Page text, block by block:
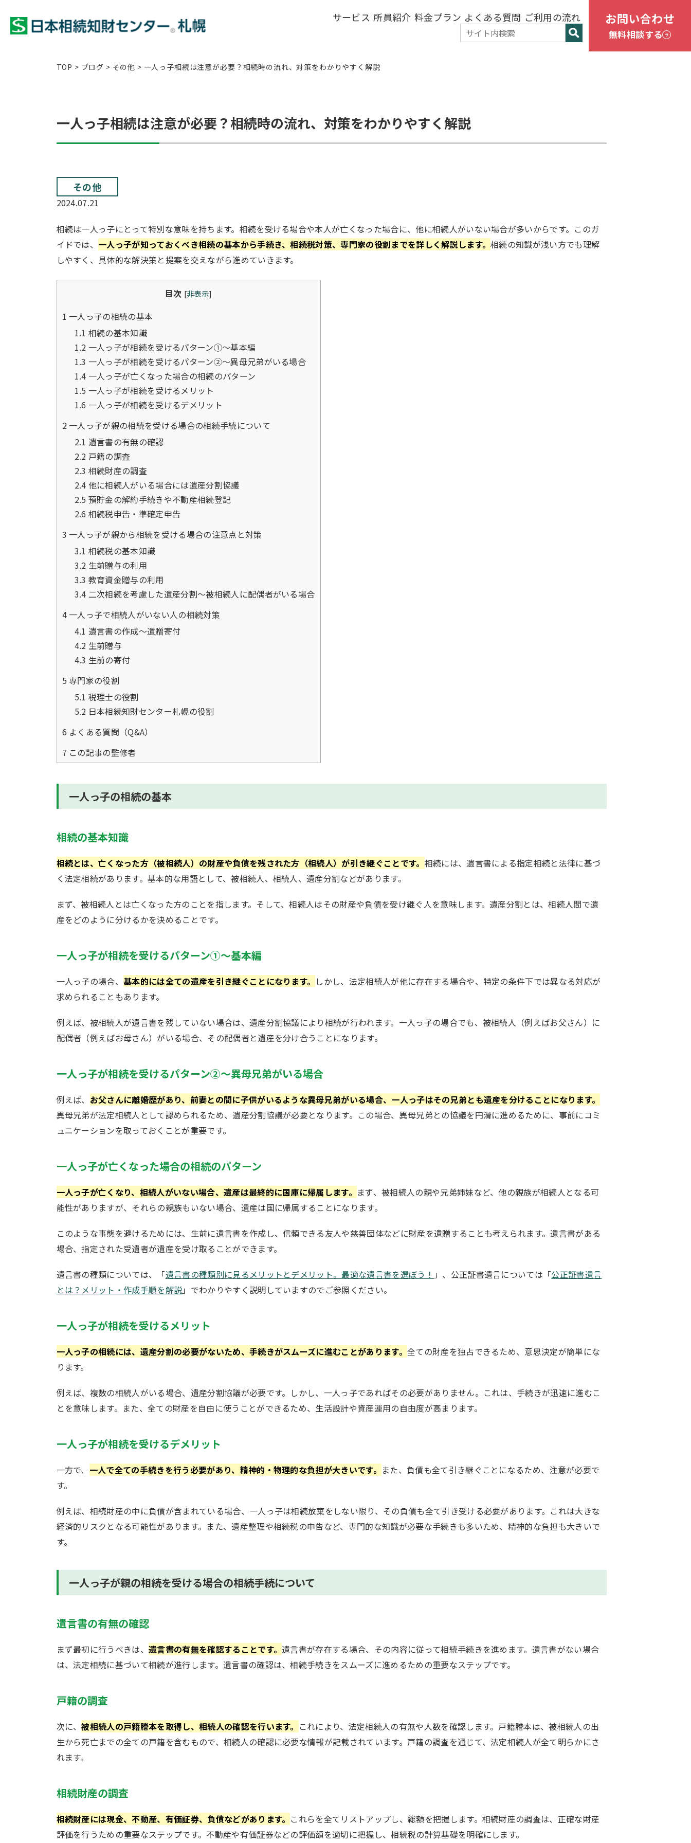
サービス 所員紹介 料金プラン よくある質問 ご利用の流れ お問い合わせ
無料相談する
TOP > ブログ > その他 > 一人っ子相続は注意が必要？相続時の流れ、対策をわかりやすく解説
一人っ子相続は注意が必要？相続時の流れ、対策をわかりやすく解説
その他
2024.07.21
相続は一人っ子にとって特別な意味を持ちます。相続を受ける場合や本人が亡くなった場合に、他に相続人がいない場合が多いからです。このガ
イドでは、 一人っ子が知っておくべき相続の基本から手続き、相続税対策、専門家の役割までを詳しく解説します。相続の知識が浅い方でも理解
しやすく、具体的な解決策と提案を交えながら進めていきます。
目次 [非表示]
1 一人っ子の相続の基本
1.1 相続の基本知識
1.2 一人っ子が相続を受けるパターン①～基本編
1.3 一人っ子が相続を受けるパターン②～異母兄弟がいる場合
1.4 一人っ子が亡くなった場合の相続のパターン
1.5 一人っ子が相続を受けるメリット
1.6 一人っ子が相続を受けるデメリット
2一人っ子が親の相続を受ける場合の相続手続について
2.1 遺言書の有無の確認
2.2 戸籍の調査
2.3 相続財産の調査
2.4 他に相続人がいる場合には遺産分割協議
2.5 預貯金の解約手続きや不動産相続登記
2.6 相続税申告・準確定申告
3 一人っ子が親から相続を受ける場合の注意点と対策
3.1 相続税の基本知識
3.2 生前贈与の利用
3.3 教育資金贈与の利用
3.4 二次相続を考慮した遺産分割～被相続人に配偶者がいる場合
4一人っ子で相続人がいない人の相続対策
4.1 遺言書の作成～遺贈寄付
4.2 生前贈与
4.3 生前の寄付
5 専門家の役割
5.1 税理士の役割
5.2 日本相続知財センター札幌の役割
6 よくある質問（Q&A）
7 この記事の監修者
一人っ子の相続の基本
相続の基本知識
相続とは、亡くなった方（被相続人）の財産や負債を残された方（相続人）が引き継ぐことです。 相続には、遺言書による指定相続と法律に基づ
く法定相続があります。基本的な用語として、被相続人、相続人、遺産分割などがあります。
まず、被相続人とは亡くなった方のことを指します。そして、相続人はその財産や負債を受け継ぐ人を意味します。遺産分割とは、相続人間で遺
産をどのように分けるかを決めることです。
一人っ子が相続を受けるパターン①～基本編
一人っ子の場合、基本的には全ての遺産を引き継ぐことになります。 しかし、法定相続人が他に存在する場合や、特定の条件下では異なる対応が
求められることもあります。
例えば、被相続人が遺言書を残していない場合は、遺産分割協議により相続が行われます。一人っ子の場合でも、被相続人（例えばお父さん）に
配偶者（例えばお母さん）がいる場合、その配偶者と遺産を分け合うことになります。
一人っ子が相続を受けるパターン②～異母兄弟がいる場合
例えば、 お父さんに離婚歴があり、前妻との間に子供がいるような異母兄弟がいる場合、一人っ子はその兄弟とも遺産を分けることになります。
異母兄弟が法定相続人として認められるため、遺産分割協議が必要となります。この場合、異母兄弟との協議を円滑に進めるために、事前にコミ
ュニケーションを取っておくことが重要です。
一人っ子が亡くなった場合の相続のパターン
一人っ子が亡くなり、相続人がいない場合、遺産は最終的に国庫に帰属します。 まず、被相続人の親や兄弟姉妹など、他の親族が相続人となる可
能性がありますが、それらの親族もいない場合、遺産は国に帰属することになります。
このような事態を避けるためには、生前に遺言書を作成し、信頼できる友人や慈善団体などに財産を遺贈することも考えられます。遺言書がある
場合、指定された受遺者が遺産を受け取ることができます。
遺言書の種類については、「遺言書の種類別に見るメリットとデメリット。最適な遺言書を選ぼう！ 」、公正証書遺言については「公正証書遺言
とは？メリット・作成手順を解説」でわかりやすく説明していますのでご参照ください。
一人っ子が相続を受けるメリット
一人っ子の相続には、遺産分割の必要がないため、手続きがスムーズに進むことがあります。 全ての財産を独占できるため、意思決定が簡単にな
ります。
例えば、複数の相続人がいる場合、遺産分割協議が必要です。しかし、一人っ子であればその必要がありません。これは、手続きが迅速に進むこ
とを意味します。また、全ての財産を自由に使うことができるため、生活設計や資産運用の自由度が高まります。
一人っ子が相続を受けるデメリット
一方で、 一人で全ての手続きを行う必要があり、精神的・物理的な負担が大きいです。 また、負債も全て引き継ぐことになるため、注意が必要で
す。
例えば、相続財産の中に負債が含まれている場合、一人っ子は相続放棄をしない限り、その負債も全て引き受ける必要があります。これは大きな
経済的リスクとなる可能性があります。また、遺産整理や相続税の申告など、専門的な知識が必要な手続きも多いため、精神的な負担も大きいで
す。
一人っ子が親の相続を受ける場合の相続手続について
遺言書の有無の確認
まず最初に行うべきは、遺言書の有無を確認することです。遺言書が存在する場合、その内容に従って相続手続きを進めます。遺言書がない場合
は、法定相続に基づいて相続が進行します。遺言書の確認は、相続手続きをスムーズに進めるための重要なステップです。
戸籍の調査
次に、被相続人の戸籍謄本を取得し、相続人の確認を行います。 これにより、法定相続人の有無や人数を確認します。戸籍謄本は、被相続人の出
生から死亡までの全ての戸籍を含むもので、相続人の確認に必要な情報が記載されています。戸籍の調査を通じて、法定相続人が全て明らかにさ
れます。
相続財産の調査
相続財産には現金、不動産、有価証券、負債などがあります。 これらを全てリストアップし、総額を把握します。相続財産の調査は、正確な財産
評価を行うための重要なステップです。不動産や有価証券などの評価額を適切に把握し、相続税の計算基礎を明確にします。